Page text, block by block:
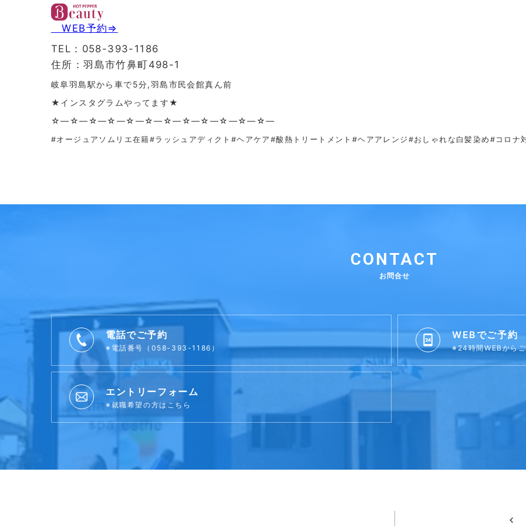
WEB予約⇒
TEL：058-393-1186
住所：羽島市竹鼻町498-1
岐阜羽島駅から車で5分,羽島市民会館真ん前
★インスタグラムやってます★
☆—☆—☆—☆—☆—☆—☆—☆—☆—☆—☆—☆—
#オージュアソムリエ在籍#ラッシュアディクト#ヘアケア #酸熱トリートメント#ヘアアレンジ #おしゃれな白髪染め#コロナ
CONTACT
お問合せ
電話でご予約
※電話番号（058-393-1186）
WEBでご予約
※24時間WEBから
エントリーフォーム
※就職希望の方はこちら